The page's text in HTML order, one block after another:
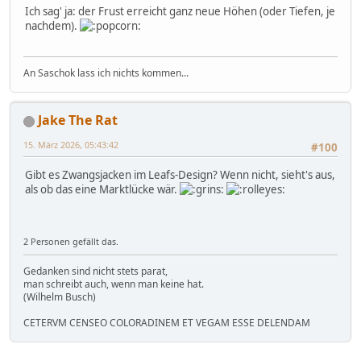
Ich sag' ja: der Frust erreicht ganz neue Höhen (oder Tiefen, je
nachdem).
An Saschok lass ich nichts kommen...
Jake The Rat
#100
15. März 2026, 05:43:42
Gibt es Zwangsjacken im Leafs-Design? Wenn nicht, sieht's aus,
als ob das eine Marktlücke wär.
2 Personen gefällt das.
Gedanken sind nicht stets parat,
man schreibt auch, wenn man keine hat.
(Wilhelm Busch)
CETERVM CENSEO COLORADINEM ET VEGAM ESSE DELENDAM